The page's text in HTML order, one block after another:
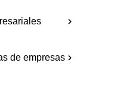
de empresas